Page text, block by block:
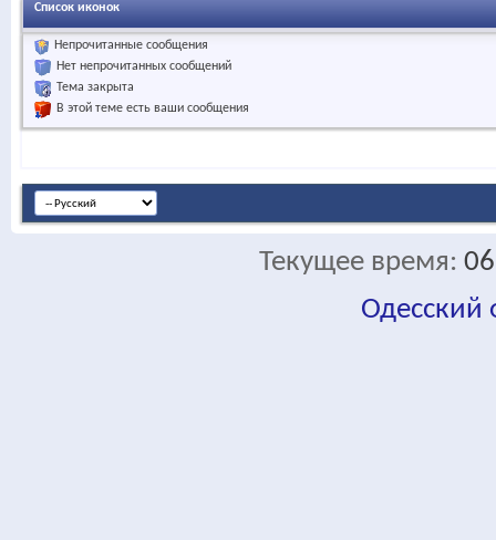
Список иконок
Непрочитанные сообщения
Нет непрочитанных сообщений
Тема закрыта
В этой теме есть ваши сообщения
Текущее время:
Одесский